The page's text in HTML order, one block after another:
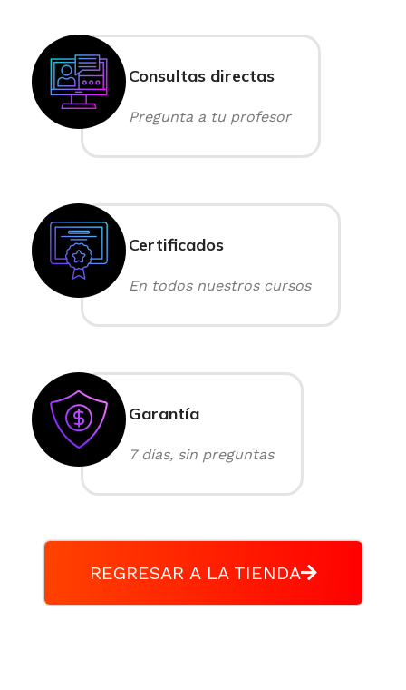
Consultas directas
Pregunta a tu profesor
Certificados
En todos nuestros cursos
Garantía
7 días, sin preguntas
REGRESAR A LA TIENDA